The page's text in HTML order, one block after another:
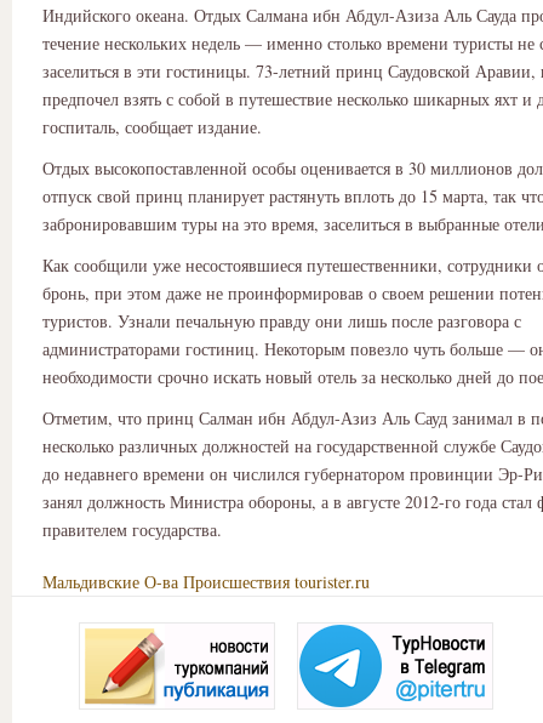
Индийского океана. Отдых Салмана ибн Абдул-Азиза Аль Сауда
течение нескольких недель — именно столько времени туристы не
заселиться в эти гостиницы. 73-летний принц Саудовской
предпочел взять с собой в путешествие несколько шикарных яхт и
госпиталь, сообщает издание.
Отдых высокопоставленной особы оценивается в 30 миллионов
отпуск свой принц планирует растянуть вплоть до 15 марта, так
забронировавшим туры на это время, заселиться в выбранные
Как сообщили уже несостоявшиеся путешественники, сотрудники
бронь, при этом даже не проинформировав о своем решении
туристов. Узнали печальную правду они лишь после разговора с
администраторами гостиниц. Некоторым повезло чуть больше —
необходимости срочно искать новый отель за несколько дней до
Отметим, что принц Салман ибн Абдул-Азиз Аль Сауд занимал в
несколько различных должностей на государственной службе
до недавнего времени он числился губернатором провинции Эр-
занял должность Министра обороны, а в августе 2012-го года стал
правителем государства.
Мальдивские О-ва Происшествия tourister.ru